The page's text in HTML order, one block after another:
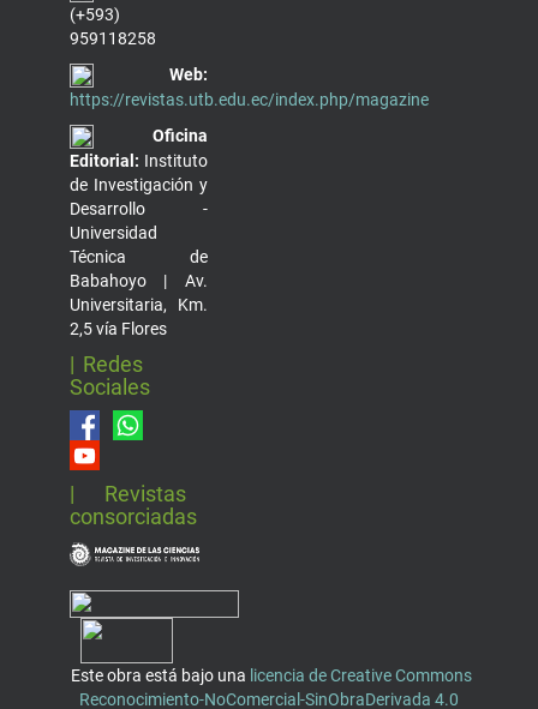
(+593)
959118258
Web:
https://revistas.utb.edu.ec/index.php/magazine
Oficina
Editorial: Instituto
de Investigación y
Desarrollo -
Universidad
Técnica de
Babahoyo | Av.
Universitaria, Km.
2,5 vía Flores
| Redes
Sociales
| Revistas
consorciadas
Este obra está bajo una licencia de Creative Commons
Reconocimiento-NoComercial-SinObraDerivada 4.0